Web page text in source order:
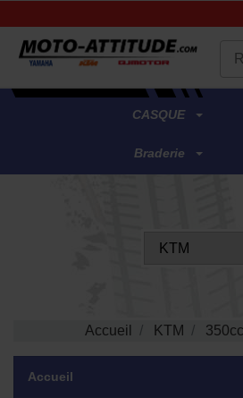
.
CASQUE
Braderie
Accueil KTM 350cc
Accueil